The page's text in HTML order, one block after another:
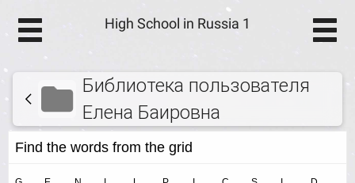
High School in Russia 1
Библиотека пользователя
Елена Баировна